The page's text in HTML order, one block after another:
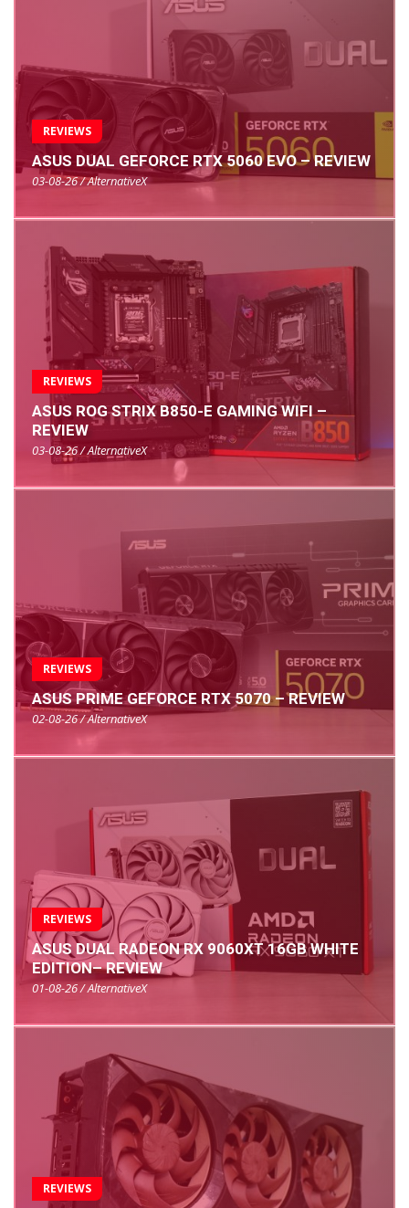
REVIEWS
ASUS DUAL GEFORCE RTX 5060 EVO – REVIEW
03-08-26 / AlternativeX
REVIEWS
ASUS ROG STRIX B850-E GAMING WIFI –
REVIEW
03-08-26 / AlternativeX
REVIEWS
ASUS PRIME GEFORCE RTX 5070 – REVIEW
02-08-26 / AlternativeX
REVIEWS
ASUS DUAL RADEON RX 9060XT 16GB WHITE
EDITION– REVIEW
01-08-26 / AlternativeX
REVIEWS